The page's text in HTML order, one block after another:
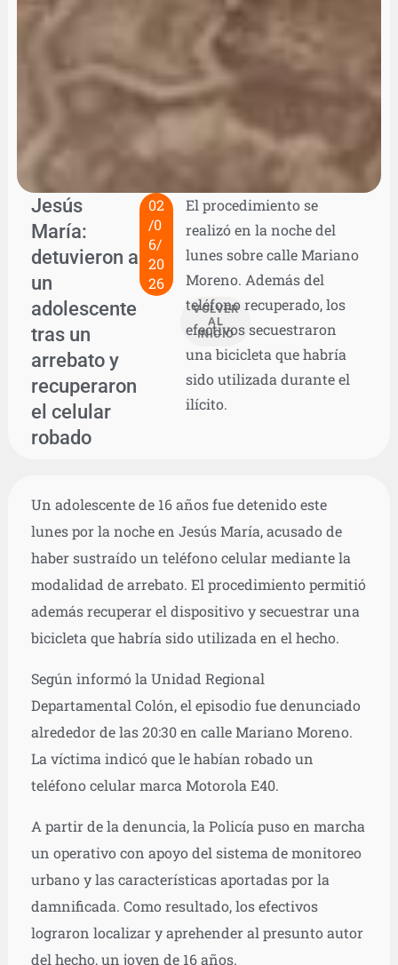
Jesús
María:
detuvieron a
un
adolescente
tras un
arrebato y
recuperaron
el celular
robado
02
/0
6/
20
26
VOLVER
AL
INICIO
El procedimiento se
realizó en la noche del
lunes sobre calle Mariano
Moreno. Además del
teléfono recuperado, los
efectivos secuestraron
una bicicleta que habría
sido utilizada durante el
ilícito.
Un adolescente de 16 años fue detenido este
lunes por la noche en Jesús María, acusado de
haber sustraído un teléfono celular mediante la
modalidad de arrebato. El procedimiento permitió
además recuperar el dispositivo y secuestrar una
bicicleta que habría sido utilizada en el hecho.
Según informó la Unidad Regional
Departamental Colón, el episodio fue denunciado
alrededor de las 20:30 en calle Mariano Moreno.
La víctima indicó que le habían robado un
teléfono celular marca Motorola E40.
A partir de la denuncia, la Policía puso en marcha
un operativo con apoyo del sistema de monitoreo
urbano y las características aportadas por la
damnificada. Como resultado, los efectivos
lograron localizar y aprehender al presunto autor
del hecho, un joven de 16 años.